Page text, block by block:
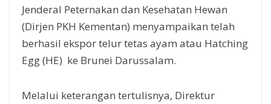
Jenderal Peternakan dan Kesehatan Hewan
(Dirjen PKH Kementan) menyampaikan telah
berhasil ekspor telur tetas ayam atau Hatching
Egg (HE) ke Brunei Darussalam.
Melalui keterangan tertulisnya, Direktur